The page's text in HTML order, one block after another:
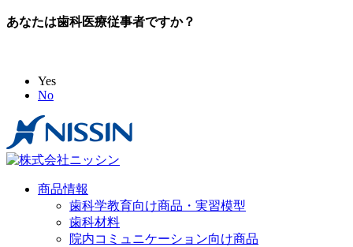
あなたは歯科医療従事者ですか？
Yes
No
商品情報
歯科学教育向け商品・実習模型
歯科材料
院内コミュニケーション向け商品